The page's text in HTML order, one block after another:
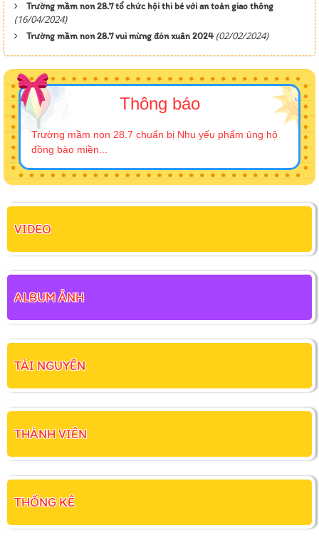
Trường mầm non 28.7 tổ chức hội thi bé với an toàn giao thông
(16/04/2024)
Trường mầm non 28.7 vui mừng đón xuân 2024 (02/02/2024)
Thông báo
Trường mầm non 28.7 chuẩn bị Nhu yếu phẩm ủng hộ
đồng bào miền...
VIDEO
ALBUM ẢNH
TÀI NGUYÊN
THÀNH VIÊN
THỐNG KÊ